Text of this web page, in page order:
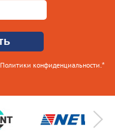
Политики конфиденциальности.*